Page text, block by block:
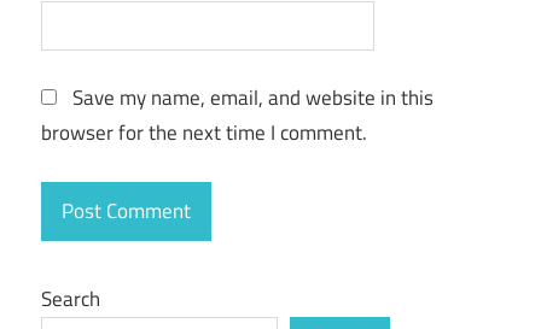
Save my name, email, and website in this
browser for the next time I comment.
Search